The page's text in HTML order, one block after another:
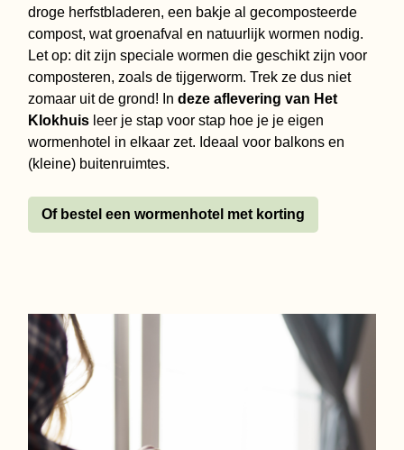
droge herfstbladeren, een bakje al gecomposteerde
compost, wat groenafval en natuurlijk wormen nodig.
Let op: dit zijn speciale wormen die geschikt zijn voor
composteren, zoals de tijgerworm. Trek ze dus niet
zomaar uit de grond! In deze aflevering van Het
Klokhuis leer je stap voor stap hoe je je eigen
wormenhotel in elkaar zet. Ideaal voor balkons en
(kleine) buitenruimtes.
Of bestel een wormenhotel met korting